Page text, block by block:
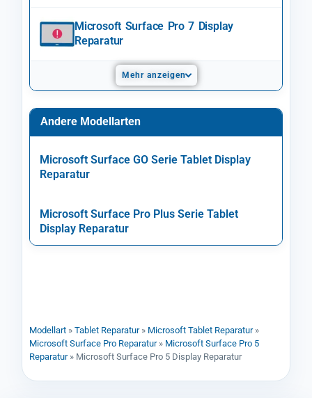
Microsoft Surface Pro 7 Display
Reparatur
Mehr anzeigen
Andere Modellarten
Microsoft Surface GO Serie Tablet Display
Reparatur
Microsoft Surface Pro Plus Serie Tablet
Display Reparatur
Modellart » Tablet Reparatur» Microsoft Tablet Reparatur»
Microsoft Surface Pro Reparatur» Microsoft Surface Pro 5
Reparatur» Microsoft Surface Pro 5 Display Reparatur